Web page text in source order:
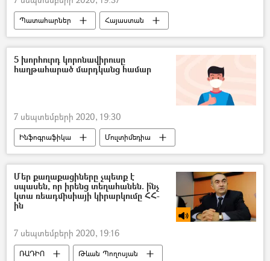
Պատահարներ
Հայաստան
Երևան
հիվանդանոց
Վիրավոր
Դիակ
տղամարդ
Վթար, պատահար, սպանություն, գողություն
5 խորհուրդ կորոնավիրուսը
հաղթահարած մարդկանց համար
7 սեպտեմբերի 2020, 19:30
Ինֆոգրաֆիկա
Մուլտիմեդիա
կորոնավիրուս
Առողջապահության համաշխարհային կազմակերպություն (ԱՀԿ)
Մեր քաղաքացիները չպետք է
սպասեն, որ իրենց տեղահանեն. ի՞նչ
կտա ռեադմիսիայի կիրարկումը ՀՀ-
ին
7 սեպտեմբերի 2020, 19:16
ՌԱԴԻՈ
Թևան Պողոսյան